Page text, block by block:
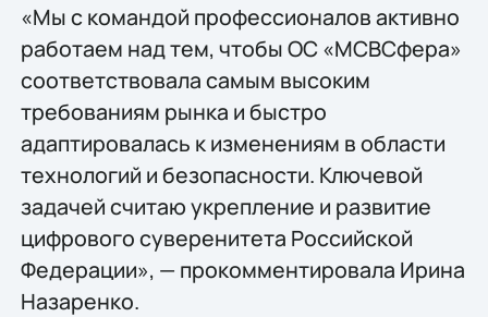
«Мы с командой профессионалов активно
работаем над тем, чтобы ОС «МСВСфера»
соответствовала самым высоким
требованиям рынка и быстро
адаптировалась к изменениям в области
технологий и безопасности. Ключевой
задачей считаю укрепление и развитие
цифрового суверенитета Российской
Федерации», — прокомментировала Ирина
Назаренко.